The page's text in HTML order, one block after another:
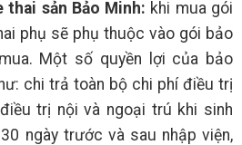
thai sản Bảo Minh: khi mua gói
phụ sẽ phụ thuộc vào gói bảo
Một số quyền lợi của bảo
chi trả toàn bộ chi phí điều trị
trị nội và ngoại trú khi sinh
ngày trước và sau nhập viện,